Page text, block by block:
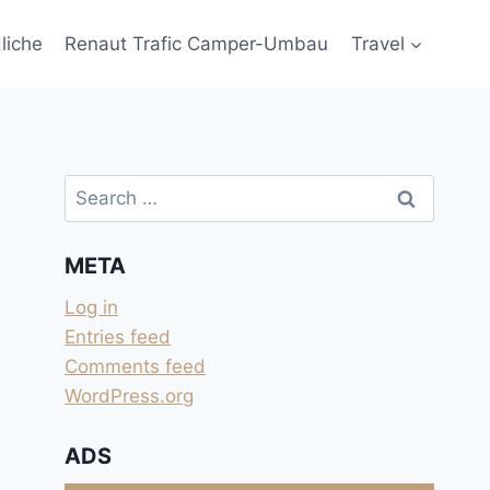
Renaut Trafic Camper-Umbau Travel
Search
for:
META
Log in
Entries feed
Comments feed
WordPress.org
ADS